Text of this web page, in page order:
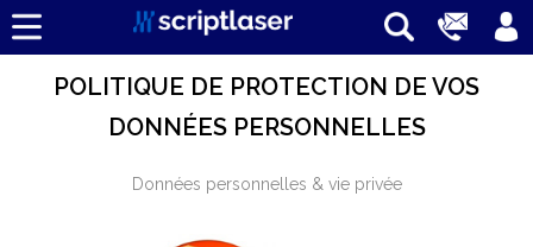
POLITIQUE DE PROTECTION DE VOS
DONNÉES PERSONNELLES
Données personnelles & vie privée